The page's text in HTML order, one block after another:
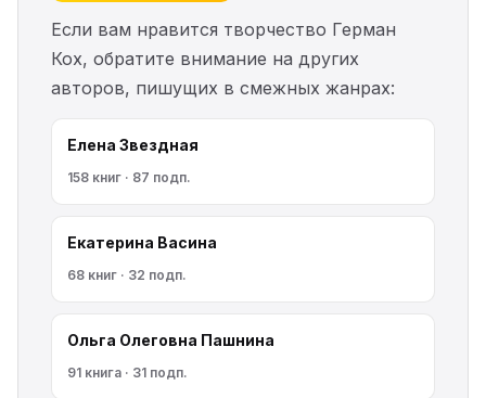
Если вам нравится творчество Герман
Кох, обратите внимание на других
авторов, пишущих в смежных жанрах:
Елена Звездная
158 книг · 87 подп.
Екатерина Васина
68 книг · 32 подп.
Ольга Олеговна Пашнина
91 книга · 31 подп.